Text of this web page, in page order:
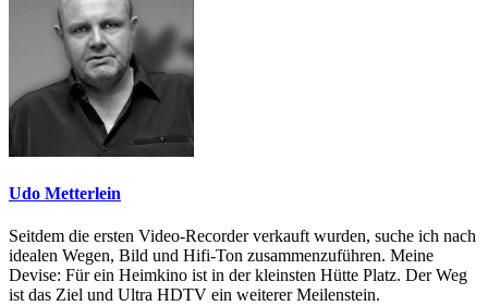
Udo Metterlein
Seitdem die ersten Video-Recorder verkauft wurden, suche ich nach
idealen Wegen, Bild und Hifi-Ton zusammenzuführen. Meine
Devise: Für ein Heimkino ist in der kleinsten Hütte Platz. Der Weg
ist das Ziel und Ultra HDTV ein weiterer Meilenstein.